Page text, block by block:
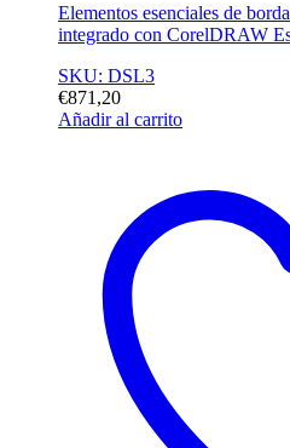
Elementos esenciales de
integrado con CorelDRAW
SKU: DSL3
€871,20
Añadir al carrito